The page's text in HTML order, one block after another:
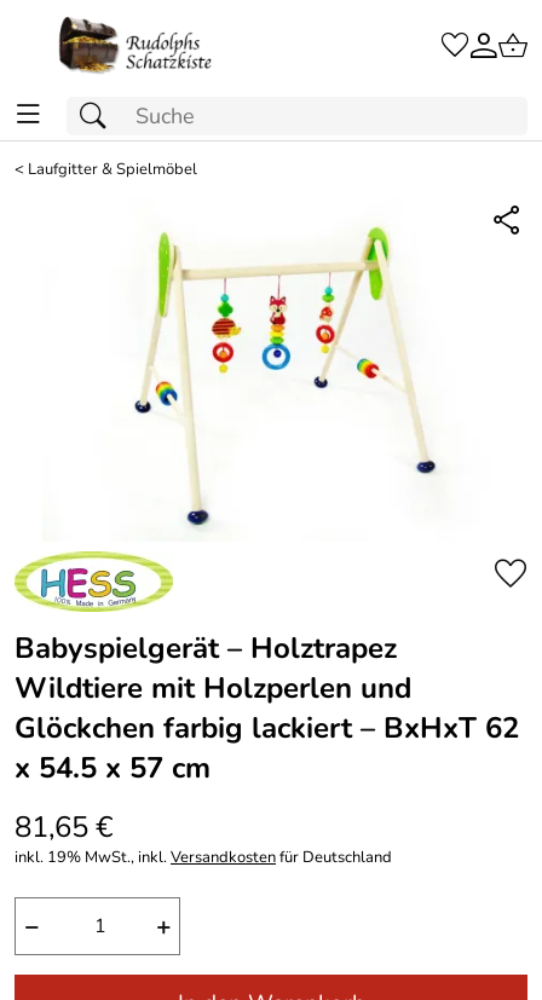
< Laufgitter & Spielmöbel
Babyspielgerät – Holztrapez
Wildtiere mit Holzperlen und
Glöckchen farbig lackiert – BxHxT 62
x 54.5 x 57 cm
81,65 €
inkl. 19% MwSt., inkl.Versandkostenfür Deutschland
− +